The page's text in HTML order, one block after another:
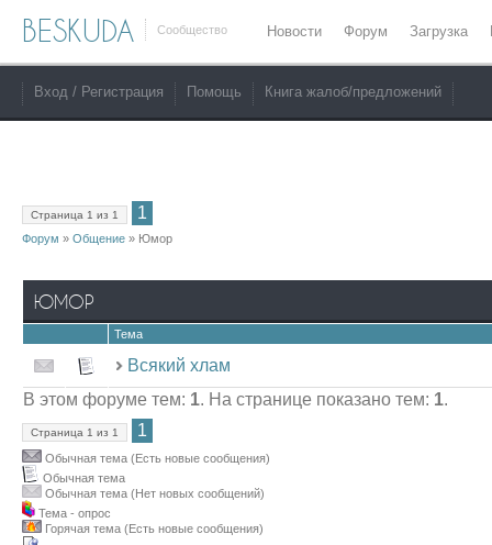
BESKUDA Сообщество Новости Форум Загрузка
Вход / Регистрация Помощь Книга жалоб/предложений
Страница 1 из 1 1
Форум » Общение » Юмор
ЮМОР
Тема
Всякий хлам
В этом форуме тем: 1. На странице показано тем: 1.
Страница 1 из 1 1
Обычная тема (Есть новые сообщения)
Обычная тема
Обычная тема (Нет новых сообщений)
Тема - опрос
Горячая тема (Есть новые сообщения)